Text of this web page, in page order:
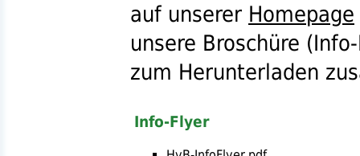
auf unserer Homepage
unsere Broschüre
zum Herunterladen
Info-Flyer